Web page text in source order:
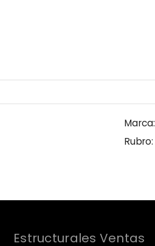
Marca:
Rubro:
Estructurales Ventas